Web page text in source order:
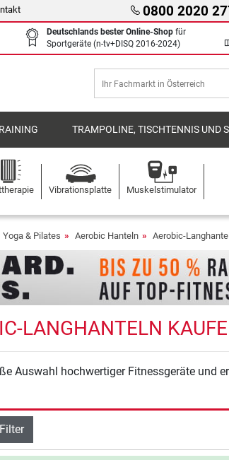
0800 2020
Deutschlands bester Online-Shop für
Sportgeräte (n-tv+DISQ 2016-2024)
TRAMPOLINE, TISCHTENNIS UND
Vibrationsplatte Muskelstimulator
Yoga & Pilates Aerobic Hanteln Aerobic-
LANGHANTELN
Auswahl hochwertiger Fitnessgeräte und
filtern
Filter